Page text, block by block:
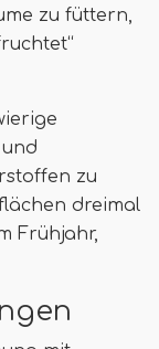
zu füttern,
zu
dreimal
Frühjahr,